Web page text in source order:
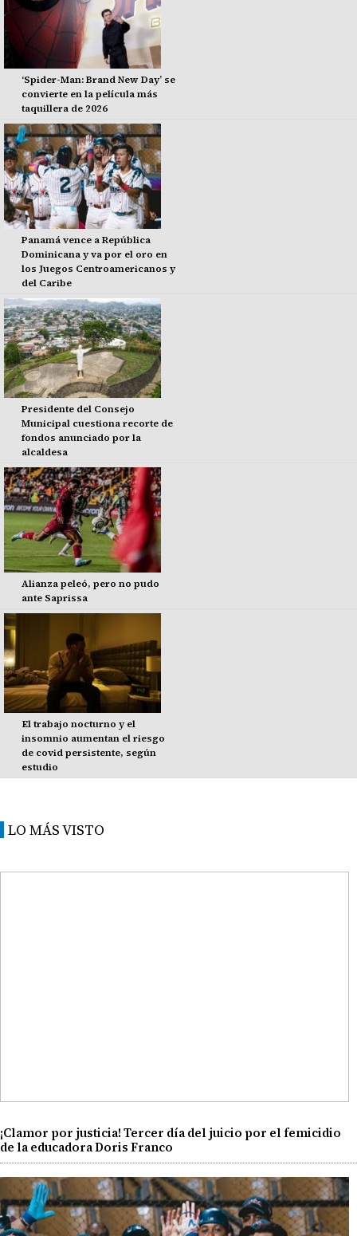
‘Spider-Man: Brand New Day’ se
convierte en la película más
taquillera de 2026
Panamá vence a República
Dominicana y va por el oro en
los Juegos Centroamericanos y
del Caribe
Presidente del Consejo
Municipal cuestiona recorte de
fondos anunciado por la
alcaldesa
Alianza peleó, pero no pudo
ante Saprissa
El trabajo nocturno y el
insomnio aumentan el riesgo
de covid persistente, según
estudio
LO MÁS VISTO
¡Clamor por justicia! Tercer día del juicio por el femicidio
de la educadora Doris Franco